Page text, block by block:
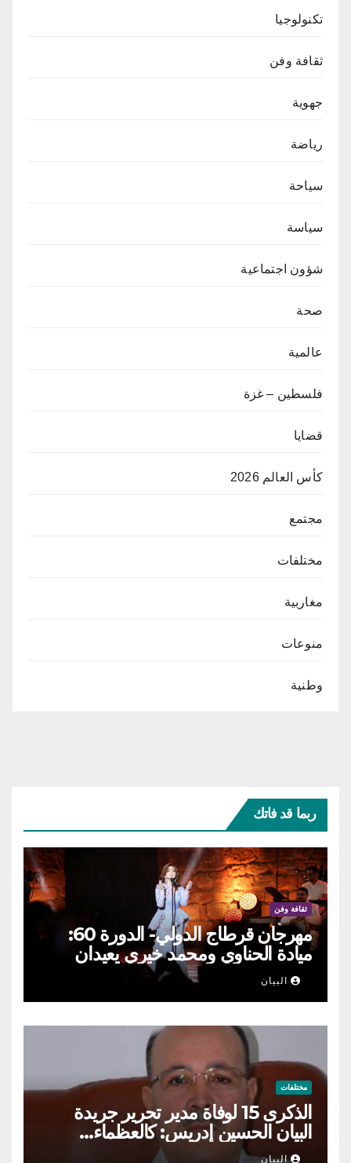
تكنولوجيا
ثقافة وفن
جهوية
رياضة
سياحة
سياسة
شؤون اجتماعية
صحة
عالمية
فلسطين – غزة
قضايا
كأس العالم 2026
مجتمع
مختلفات
مغاربية
منوعات
وطنية
ربما قد فاتك
ثقافة وفن
مهرجان قرطاج الدولي- الدورة 60:
ميادة الحناوي ومحمد خيري يعيدان
الطرب السوري إلى ركح قرطاج
البيان
مختلفات
الذكرى 15 لوفاة مدير تحرير جريدة
البيان الحسين إدريس: كالعظماء…
عاش شامخا ورحل واقفا
البيان